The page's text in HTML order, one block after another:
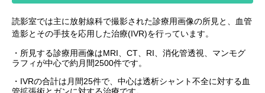
読影室では主に放射線科で撮影された診療用画像の所見と、血管
造影とその手技を応用した治療(IVR)を行っています。
・所見する診療用画像はMRI、CT、RI、消化管透視、マンモグ
ラフィが中心で約月間2500件です。
・IVRの合計は月間25件で、中心は透析シャント不全に対する血